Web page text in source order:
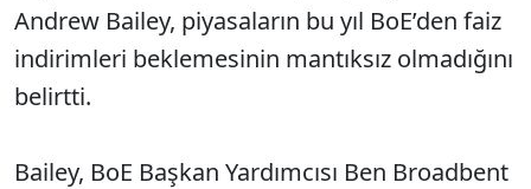
Andrew Bailey, piyasaların bu yıl BoE’den faiz
indirimleri beklemesinin mantıksız olmadığını
belirtti.
Bailey, BoE Başkan Yardımcısı Ben Broadbent